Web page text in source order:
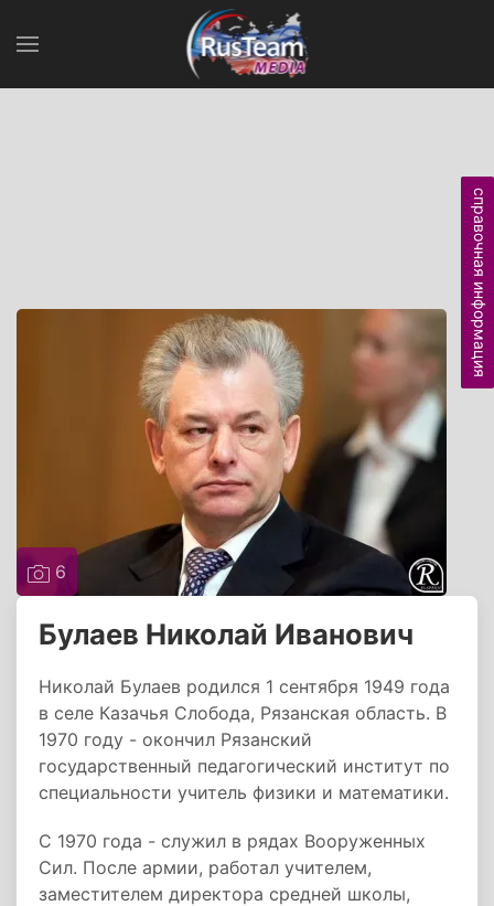
6
Булаев Николай Иванович
Николай Булаев родился 1 сентября 1949 года
в селе Казачья Слобода, Рязанская область. В
1970 году - окончил Рязанский
государственный педагогический институт по
специальности учитель физики и математики.
С 1970 года - служил в рядах Вооруженных
Сил. После армии, работал учителем,
заместителем директора средней школы,
справочная информация